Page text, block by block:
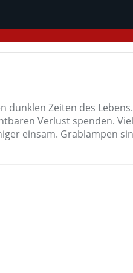
Zeiten des
Verlust spenden.
einsam. Grablampen